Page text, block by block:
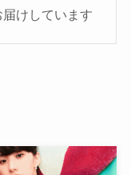
けしています